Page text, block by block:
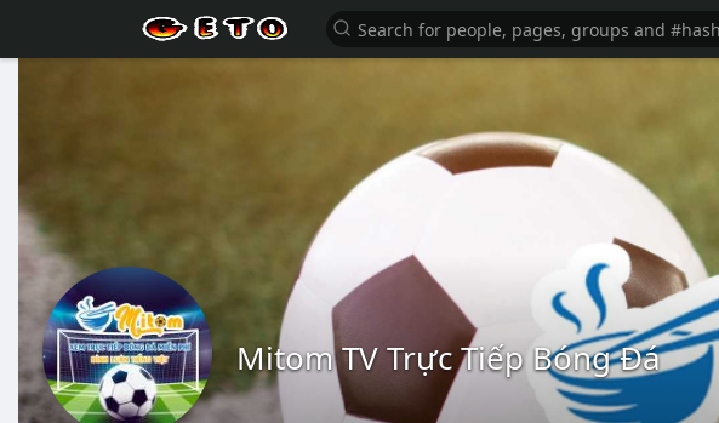
Mitom TV Trực Tiếp Bóng Đá